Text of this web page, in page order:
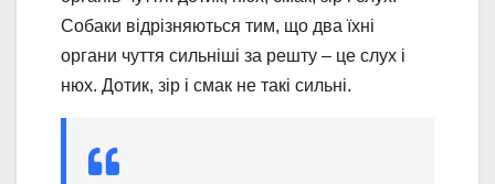
Собаки відрізняються тим, що два їхні
органи чуття сильніші за решту – це слух і
нюх. Дотик, зір і смак не такі сильні.